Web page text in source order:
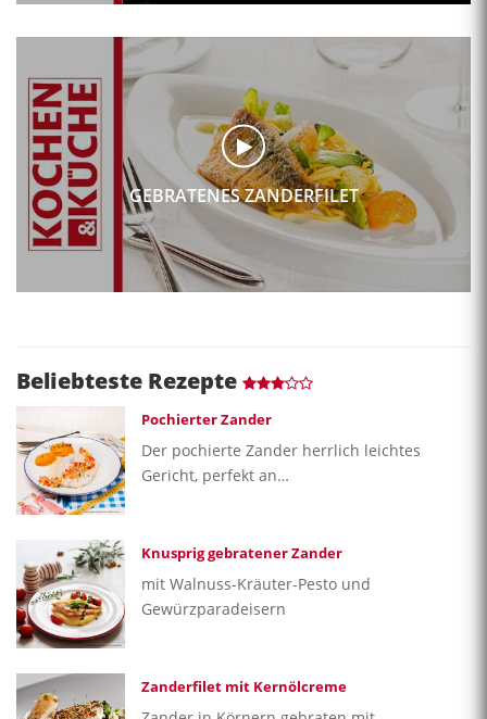
GEBRATENES ZANDERFILET
Beliebteste Rezepte
Pochierter Zander
Der pochierte Zander herrlich leichtes
Gericht, perfekt an…
Knusprig gebratener Zander
mit Walnuss-Kräuter-Pesto und
Gewürzparadeisern
Zanderfilet mit Kernölcreme